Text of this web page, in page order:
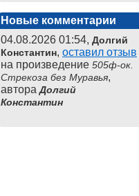
Новые комментарии
04.08.2026 01:54, Долгий
Константин, оставил отзыв
на произведение 505ф-ок.
Стрекоза без Муравья,
автораДолгий
Константин